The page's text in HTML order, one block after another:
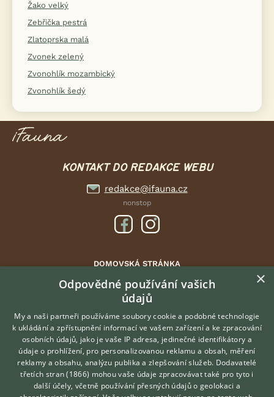
Žako velký
Zebřička pestrá
Zlatoprska malá
Zvonek zelený
Zvonohlík mozambický
Zvonohlík šedý
KONTAKT DO REDAKCE WEBU
redakce@ifauna.cz
nonstop
DOMOVSKÁ STRÁNKA
INZERCE
DISKUSE
ATLAS
O nás
Kontakt
Možnosti zvýraznění inzerátů
Hledáte zvířecího kamaráda?
Zdarma vám poradí
×
Odpovědné používání vašich
údajů
My a naši partneři používáme soubory cookie a podobné technologie
k ukládání a zpřístupnění informací ve vašem zařízení a ke zpracování
osobních údajů, jako je vaše IP adresa, jedinečné identifikátory a
údaje o prohlížení, pro personalizovanou reklamu a obsah, měření
reklamy a obsahu, analýzu publika a zlepšování služeb. Dodavatelé
třetích stran (1866) mohou vaše údaje zpracovávat také pro tyto i
další účely, včetně používání přesných údajů o geolokaci a